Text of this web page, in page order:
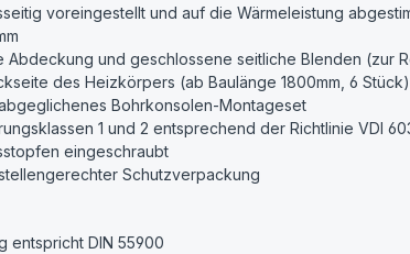
voreingestellt und auf die Wärmeleistung
und geschlossene seitliche Blenden (zur
des Heizkörpers (ab Baulänge 1800mm, 6 Stück)
Bohrkonsolen-Montageset
1 und 2 entsprechend der Richtlinie VDI
eingeschraubt
Schutzverpackung
entspricht DIN 55900